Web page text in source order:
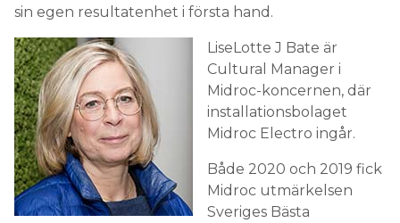
sin egen resultatenhet i första hand.
LiseLotte J Bate är
Cultural Manager i
Midroc-koncernen, där
installationsbolaget
Midroc Electro ingår.
Både 2020 och 2019 fick
Midroc utmärkelsen
Sveriges Bästa